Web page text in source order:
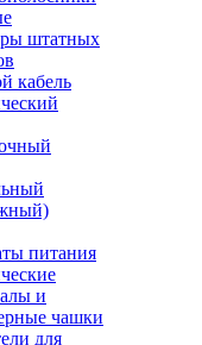
штатных
кабель
питания
и
чашки
для